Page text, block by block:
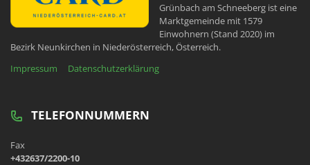
Grünbach am Schneeberg ist eine
Marktgemeinde mit 1579
Einwohnern (Stand 2020) im
Bezirk Neunkirchen in Niederösterreich, Österreich.
Impressum
Datenschutzerklärung
TELEFONNUMMERN
Fax
+432637/2200-10